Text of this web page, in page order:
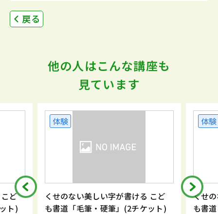
戻る
他の人はこんな講座も
見ています
ど
ト)
体験
くせのない美しい字が書ける こど
も書道「毛筆・硬筆」(2チケット)
体験
くせ
も書